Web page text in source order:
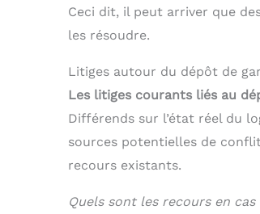
Ceci dit, il peut arriver que
les résoudre.
Litiges autour du dépôt de
Les litiges courants liés au
Différends sur l’état réel du
sources potentielles de
recours existants.
Quels sont les recours en